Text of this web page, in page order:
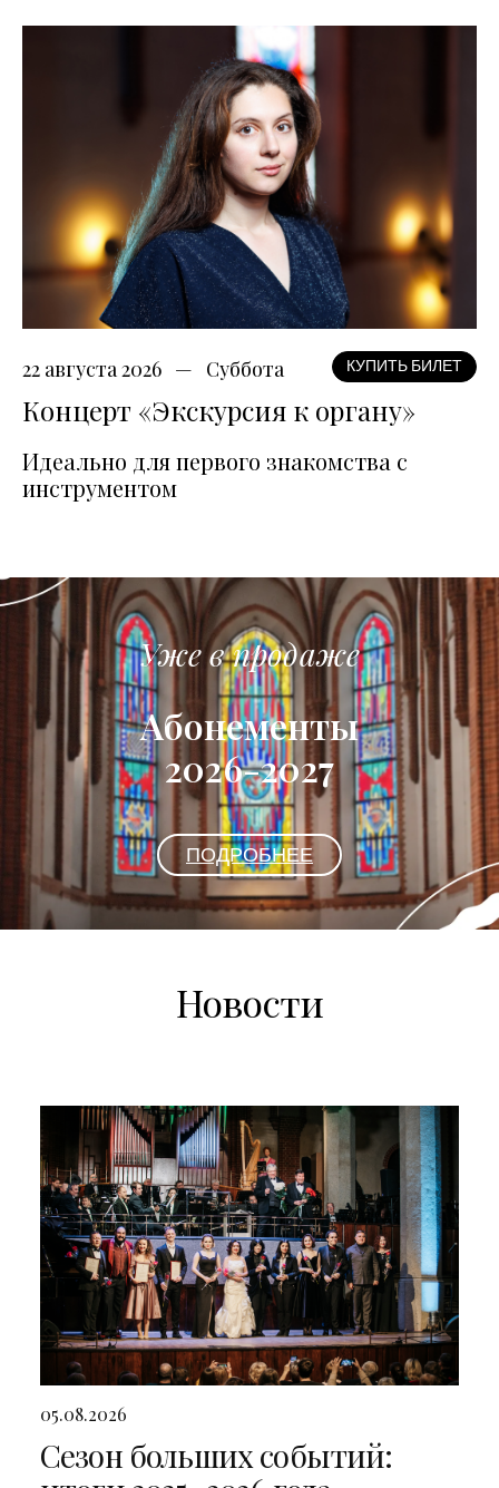
22 августа 2026 Суббота КУПИТЬ БИЛЕТ
Концерт «Экскурсия к органу»
Идеально для первого знакомства с
инструментом
Уже в продаже
Абонементы
2026-2027
ПОДРОБНЕЕ
Новости
05.08.2026
Сезон больших событий: